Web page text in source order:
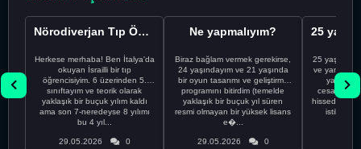
Nörodiverjan Tıp Öğrencisi Yeni Bir Yol Arıyor
Herkese merhaba! Ben İtalya'da
okuyan İsrailli bir tıp
öğrencisiyim. 6 üzerinden 5.
sınıftayım ve teorik olarak
yaklaşık bir buçuk yılım kaldı
ama son 7-neredeyse 8 yılımı
bu 4 yıl...
29.05.2026 0
Ne yapmalıyım?
Biraz bağlam vermek gerekirse,
24 yaşındayım ve 21 yaşında
bir oyun tasarımı ve geliştirme
programını bitirdim (temelde
yaklaşık bir buçuk yıl süren
resmi olmayan bir yüksek lisans
e�...
29.05.2026 0
25
ve yanlış
cesaretimin